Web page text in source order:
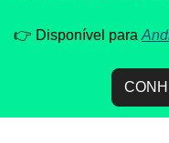
👉 Disponível para